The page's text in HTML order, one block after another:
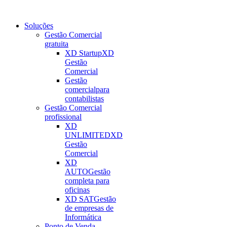
Soluções
Gestão Comercial
gratuita
XD StartupXD
Gestão
Comercial
Gestão
comercialpara
contabilistas
Gestão Comercial
profissional
XD
UNLIMITEDXD
Gestão
Comercial
XD
AUTOGestão
completa para
oficinas
XD SATGestão
de empresas de
Informática